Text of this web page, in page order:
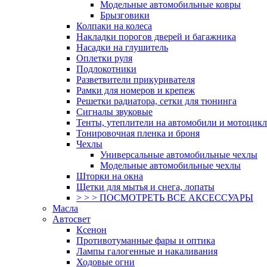
Модельные автомобильные ковры
Брызговики
Колпаки на колеса
Накладки порогов дверей и багажника
Насадки на глушитель
Оплетки руля
Подлокотники
Разветвители прикуривателя
Рамки для номеров и крепеж
Решетки радиатора, сетки для тюнинга
Сигналы звуковые
Тенты, утеплители на автомобили и
Тонировочная пленка и броня
Чехлы
Универсальные автомобильные чехлы
Модельные автомобильные чехлы
Шторки на окна
Щетки для мытья и снега, лопаты
> > > ПОСМОТРЕТЬ ВСЕ АКСЕССУАРЫ
Масла
Автосвет
Ксенон
Противотуманные фары и оптика
Лампы галогенные и накаливания
Ходовые огни